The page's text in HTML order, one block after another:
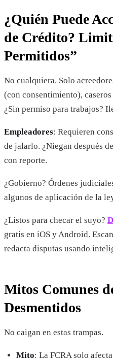
¿Quién Puede
de Crédito?
Permitidos”
No cualquiera. Solo
(con consentimiento),
¿Sin permiso para trabajos?
Empleadores: Requieren
de jalarlo. ¿Niegan después
con reporte.
¿Gobierno? Órdenes
algunos de aplicación de la
¿Listos para checar el suyo?
gratis en iOS y Android.
redacta disputas usando
Mitos Comunes
Desmentidos
No caigan en estas trampas.
Mito: La FCRA solo